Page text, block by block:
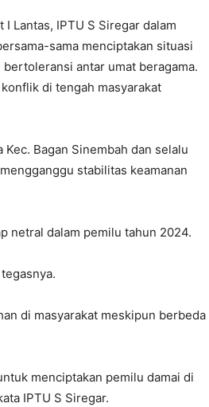
Lantas, IPTU S Siregar dalam
sama menciptakan situasi
antar umat beragama.
di tengah masyarakat
Bagan Sinembah dan selalu
stabilitas keamanan
netral dalam pemilu tahun 2024.
di masyarakat meskipun berbeda
menciptakan pemilu damai di
IPTU S Siregar.